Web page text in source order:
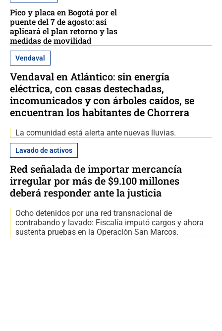
Pico y placa en Bogotá por el
puente del 7 de agosto: así
aplicará el plan retorno y las
medidas de movilidad
Vendaval
Vendaval en Atlántico: sin energía
eléctrica, con casas destechadas,
incomunicados y con árboles caídos, se
encuentran los habitantes de Chorrera
La comunidad está alerta ante nuevas lluvias.
Lavado de activos
Red señalada de importar mercancía
irregular por más de $9.100 millones
deberá responder ante la justicia
Ocho detenidos por una red transnacional de
contrabando y lavado: Fiscalía imputó cargos y ahora
sustenta pruebas en la Operación San Marcos.